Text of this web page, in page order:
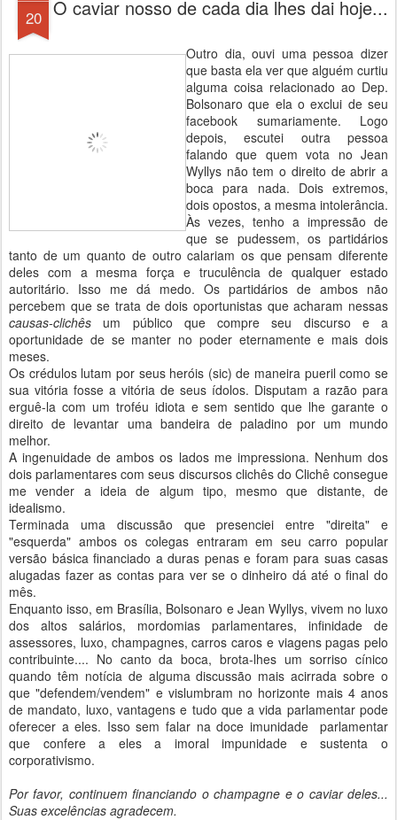
20 O caviar nosso de cada dia lhes dai hoje...
Outro dia, ouvi uma pessoa dizer
que basta ela ver que alguém curtiu
alguma coisa relacionado ao Dep.
Bolsonaro que ela o exclui de seu
facebook sumariamente. Logo
depois, escutei outra pessoa
falando que quem vota no Jean
Wyllys não tem o direito de abrir a
boca para nada. Dois extremos,
dois opostos, a mesma intolerância.
Às vezes, tenho a impressão de
que se pudessem, os partidários
tanto de um quanto de outro calariam os que pensam diferente
deles com a mesma força e truculência de qualquer estado
autoritário. Isso me dá medo. Os partidários de ambos não
percebem que se trata de dois oportunistas que acharam nessas
causas-clichês um público que compre seu discurso e a
oportunidade de se manter no poder eternamente e mais dois
meses.
Os crédulos lutam por seus heróis (sic) de maneira pueril como se
sua vitória fosse a vitória de seus ídolos. Disputam a razão para
erguê-la com um troféu idiota e sem sentido que lhe garante o
direito de levantar uma bandeira de paladino por um mundo
melhor.
A ingenuidade de ambos os lados me impressiona. Nenhum dos
dois parlamentares com seus discursos clichês do Clichê consegue
me vender a ideia de algum tipo, mesmo que distante, de
idealismo.
Terminada uma discussão que presenciei entre "direita" e
"esquerda" ambos os colegas entraram em seu carro popular
versão básica financiado a duras penas e foram para suas casas
alugadas fazer as contas para ver se o dinheiro dá até o final do
mês.
Enquanto isso, em Brasília, Bolsonaro e Jean Wyllys, vivem no luxo
dos altos salários, mordomias parlamentares, infinidade de
assessores, luxo, champagnes, carros caros e viagens pagas pelo
contribuinte.... No canto da boca, brota-lhes um sorriso cínico
quando têm notícia de alguma discussão mais acirrada sobre o
que "defendem/vendem" e vislumbram no horizonte mais 4 anos
de mandato, luxo, vantagens e tudo que a vida parlamentar pode
oferecer a eles. Isso sem falar na doce imunidade parlamentar
que confere a eles a imoral impunidade e sustenta o
corporativismo.
Por favor, continuem financiando o champagne e o caviar deles...
Suas excelências agradecem.